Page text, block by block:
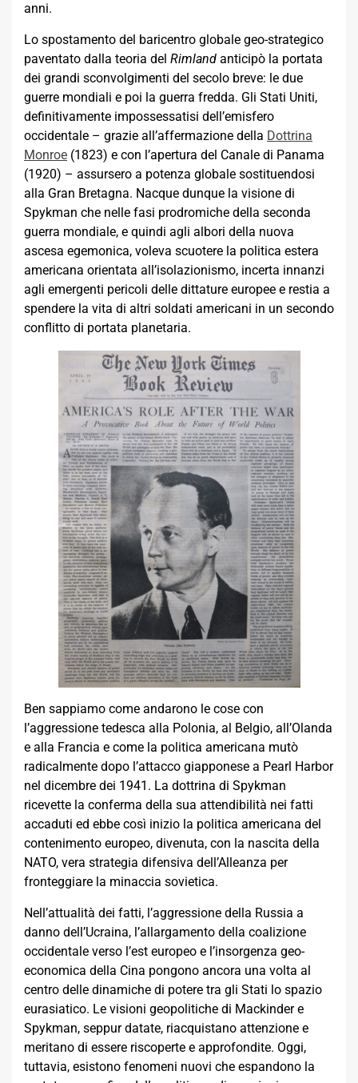
anni.
Lo spostamento del baricentro globale geo-strategico
paventato dalla teoria del Rimland anticipò la portata
dei grandi sconvolgimenti del secolo breve: le due
guerre mondiali e poi la guerra fredda. Gli Stati Uniti,
definitivamente impossessatisi dell’emisfero
occidentale – grazie all’affermazione della Dottrina
Monroe (1823) e con l’apertura del Canale di Panama
(1920) – assursero a potenza globale sostituendosi
alla Gran Bretagna. Nacque dunque la visione di
Spykman che nelle fasi prodromiche della seconda
guerra mondiale, e quindi agli albori della nuova
ascesa egemonica, voleva scuotere la politica estera
americana orientata all’isolazionismo, incerta innanzi
agli emergenti pericoli delle dittature europee e restia a
spendere la vita di altri soldati americani in un secondo
conflitto di portata planetaria.
Ben sappiamo come andarono le cose con
l’aggressione tedesca alla Polonia, al Belgio, all’Olanda
e alla Francia e come la politica americana mutò
radicalmente dopo l’attacco giapponese a Pearl Harbor
nel dicembre dei 1941. La dottrina di Spykman
ricevette la conferma della sua attendibilità nei fatti
accaduti ed ebbe così inizio la politica americana del
contenimento europeo, divenuta, con la nascita della
NATO, vera strategia difensiva dell’Alleanza per
fronteggiare la minaccia sovietica.
Nell’attualità dei fatti, l’aggressione della Russia a
danno dell’Ucraina, l’allargamento della coalizione
occidentale verso l’est europeo e l’insorgenza geo-
economica della Cina pongono ancora una volta al
centro delle dinamiche di potere tra gli Stati lo spazio
eurasiatico. Le visioni geopolitiche di Mackinder e
Spykman, seppur datate, riacquistano attenzione e
meritano di essere riscoperte e approfondite. Oggi,
tuttavia, esistono fenomeni nuovi che espandono la